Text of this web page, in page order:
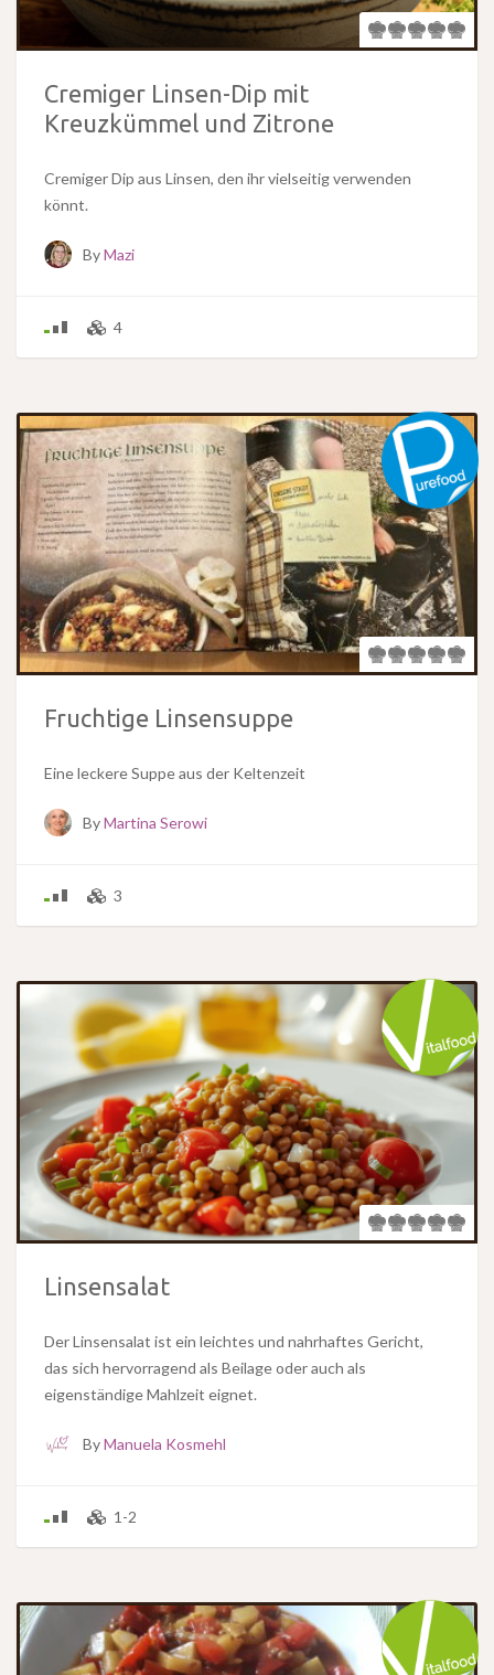
Cremiger Linsen-Dip mit
Kreuzkümmel und Zitrone
Cremiger Dip aus Linsen, den ihr vielseitig verwenden
könnt.
ByMazi
4
Fruchtige Linsensuppe
Eine leckere Suppe aus der Keltenzeit
ByMartina Serowi
3
Linsensalat
Der Linsensalat ist ein leichtes und nahrhaftes Gericht,
das sich hervorragend als Beilage oder auch als
eigenständige Mahlzeit eignet.
ByManuela Kosmehl
1-2